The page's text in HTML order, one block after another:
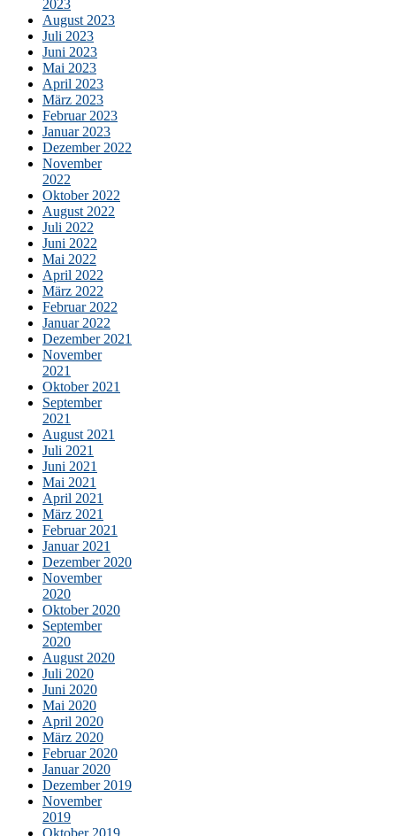
2023
August 2023
Juli 2023
Juni 2023
Mai 2023
April 2023
März 2023
Februar 2023
Januar 2023
Dezember 2022
November
2022
Oktober 2022
August 2022
Juli 2022
Juni 2022
Mai 2022
April 2022
März 2022
Februar 2022
Januar 2022
Dezember 2021
November
2021
Oktober 2021
September
2021
August 2021
Juli 2021
Juni 2021
Mai 2021
April 2021
März 2021
Februar 2021
Januar 2021
Dezember 2020
November
2020
Oktober 2020
September
2020
August 2020
Juli 2020
Juni 2020
Mai 2020
April 2020
März 2020
Februar 2020
Januar 2020
Dezember 2019
November
2019